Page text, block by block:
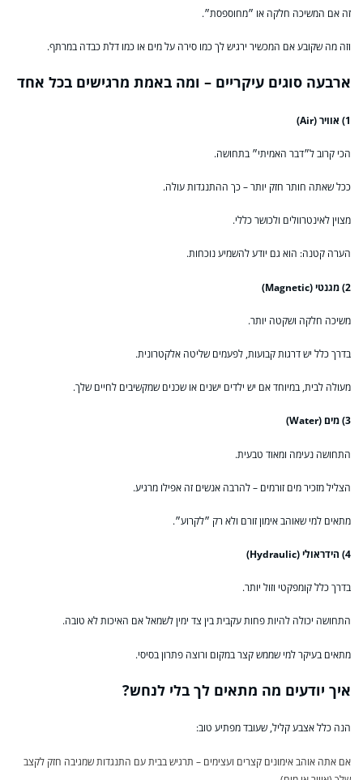
זה אם המשיכה חלקה או ״מחוספסת״.
וזה מה שקובע אם המכשיר ירגיש לך כמו סירה על מים או כמו דלת כבדה במרתף.
ארבעה סוגים עיקריים – ומה באמת מרגישים בכל אחד
1) אוויר (Air)
הכי קרוב ל״דבר האמיתי״ בתחושה.
ככל שאתה חותר חזק יותר – כך ההתנגדות עולה.
מצוין לאינטרוולים ולכושר כללי.
הערה קטנה: הוא גם יודע להשמיע נוכחות.
2) מגנטי (Magnetic)
משיכה חלקה ושקטה יותר.
בדרך כלל יש דרגות קבועות, לפעמים שליטה אלקטרונית.
מעולה לבית, במיוחד אם יש ילדים ישנים או שכנים שמקשיבים לחיים שלך.
3) מים (Water)
התחושה נעימה ומאוד טבעית.
הצליל מזכיר מים זורמים – להרבה אנשים זה אפילו מרגיע.
מתאים למי שאוהב אימון זורם ולא רק ״לקרוע״.
4) הידראולי (Hydraulic)
בדרך כלל קומפקטי וזול יותר.
התחושה יכולה להיות פחות עקבית בין צד ימין לשמאל אם האיכות לא טובה.
מתאים בעיקר למי שממש קצר במקום ורוצה פתרון בסיסי.
איך יודעים מה מתאים לך בלי לנחש?
הנה כלל אצבע קליל, שעובד מפתיע טוב:
אם אתה אוהב אימונים קצרים ועצימים – תרגיש בבית עם התנגדות שמגיבה חזק לקצב